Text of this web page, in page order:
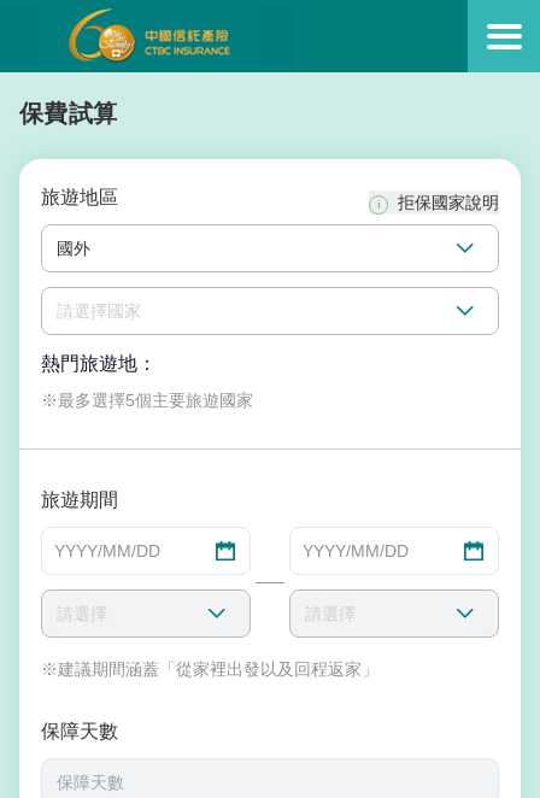
保費試算
旅遊地區 i 拒保國家說明
國外
請選擇國家
熱門旅遊地：
※最多選擇5個主要旅遊國家
旅遊期間
YYYY/MM/DD YYYY/MM/DD
請選擇 請選擇
※建議期間涵蓋「從家裡出發以及回程返家」
保障天數